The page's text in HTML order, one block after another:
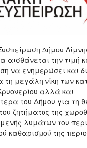
Δήμου
αισθάνεται την τιμή
να ενημερώσει και
τη μεγάλη νίκη των
αλλά και
του Δήμου για τη
ζητήματος της
λυμάτων του
καθαρισμού της